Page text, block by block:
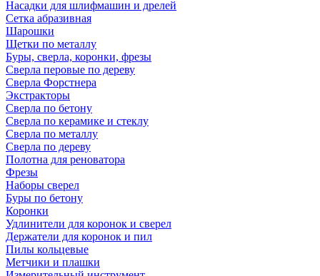
Насадки для шлифмашин и дрелей
Сетка абразивная
Шарошки
Щетки по металлу
Буры, сверла, коронки, фрезы
Сверла перовые по дереву
Сверла Форстнера
Экстракторы
Сверла по бетону
Сверла по керамике и стеклу
Сверла по металлу
Сверла по дереву
Полотна для реноватора
Фрезы
Наборы сверел
Буры по бетону
Коронки
Удлинители для коронок и сверел
Держатели для коронок и пил
Пилы кольцевые
Метчики и плашки